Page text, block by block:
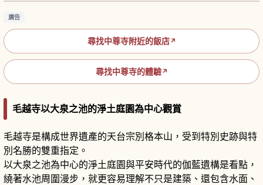
廣告
尋找中尊寺附近的飯店↗
尋找中尊寺的體驗↗
毛越寺以大泉之池的淨土庭園為中心觀賞
毛越寺是構成世界遺產的天台宗別格本山，受到特別史跡與特
別名勝的雙重指定。
以大泉之池為中心的淨土庭園與平安時代的伽藍遺構是看點，
繞著水池周圍漫步，就更容易理解不只是建築、還包含水面、